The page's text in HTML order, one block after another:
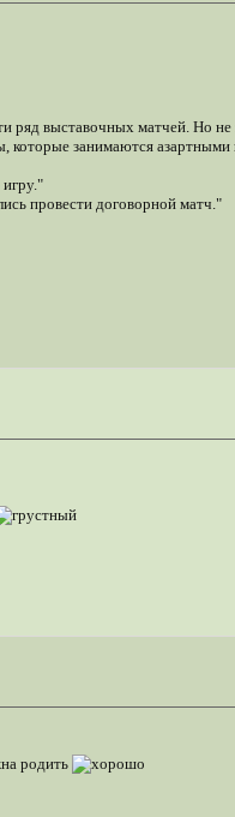
ряд выставочных матчей. Но не
которые занимаются азартными
провести договорной матч."
родить